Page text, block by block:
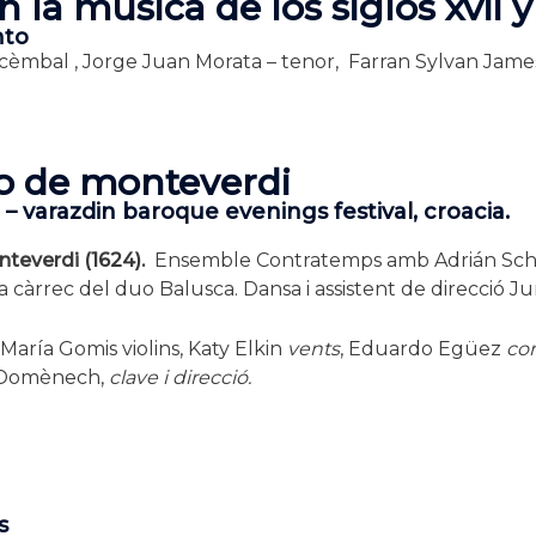
, Jorge Juan Morata – tenor, Farran Sylvan
de monteverdi
varazdin baroque evenings festival, croacia.
(1624).Ensemble Contratemps amb Adrián
càrrec del duo Balusca. Dansa i assistent de direcció
Gomis violins, Katy Elkin vents, Eduardo Egüez
clave i direcció.